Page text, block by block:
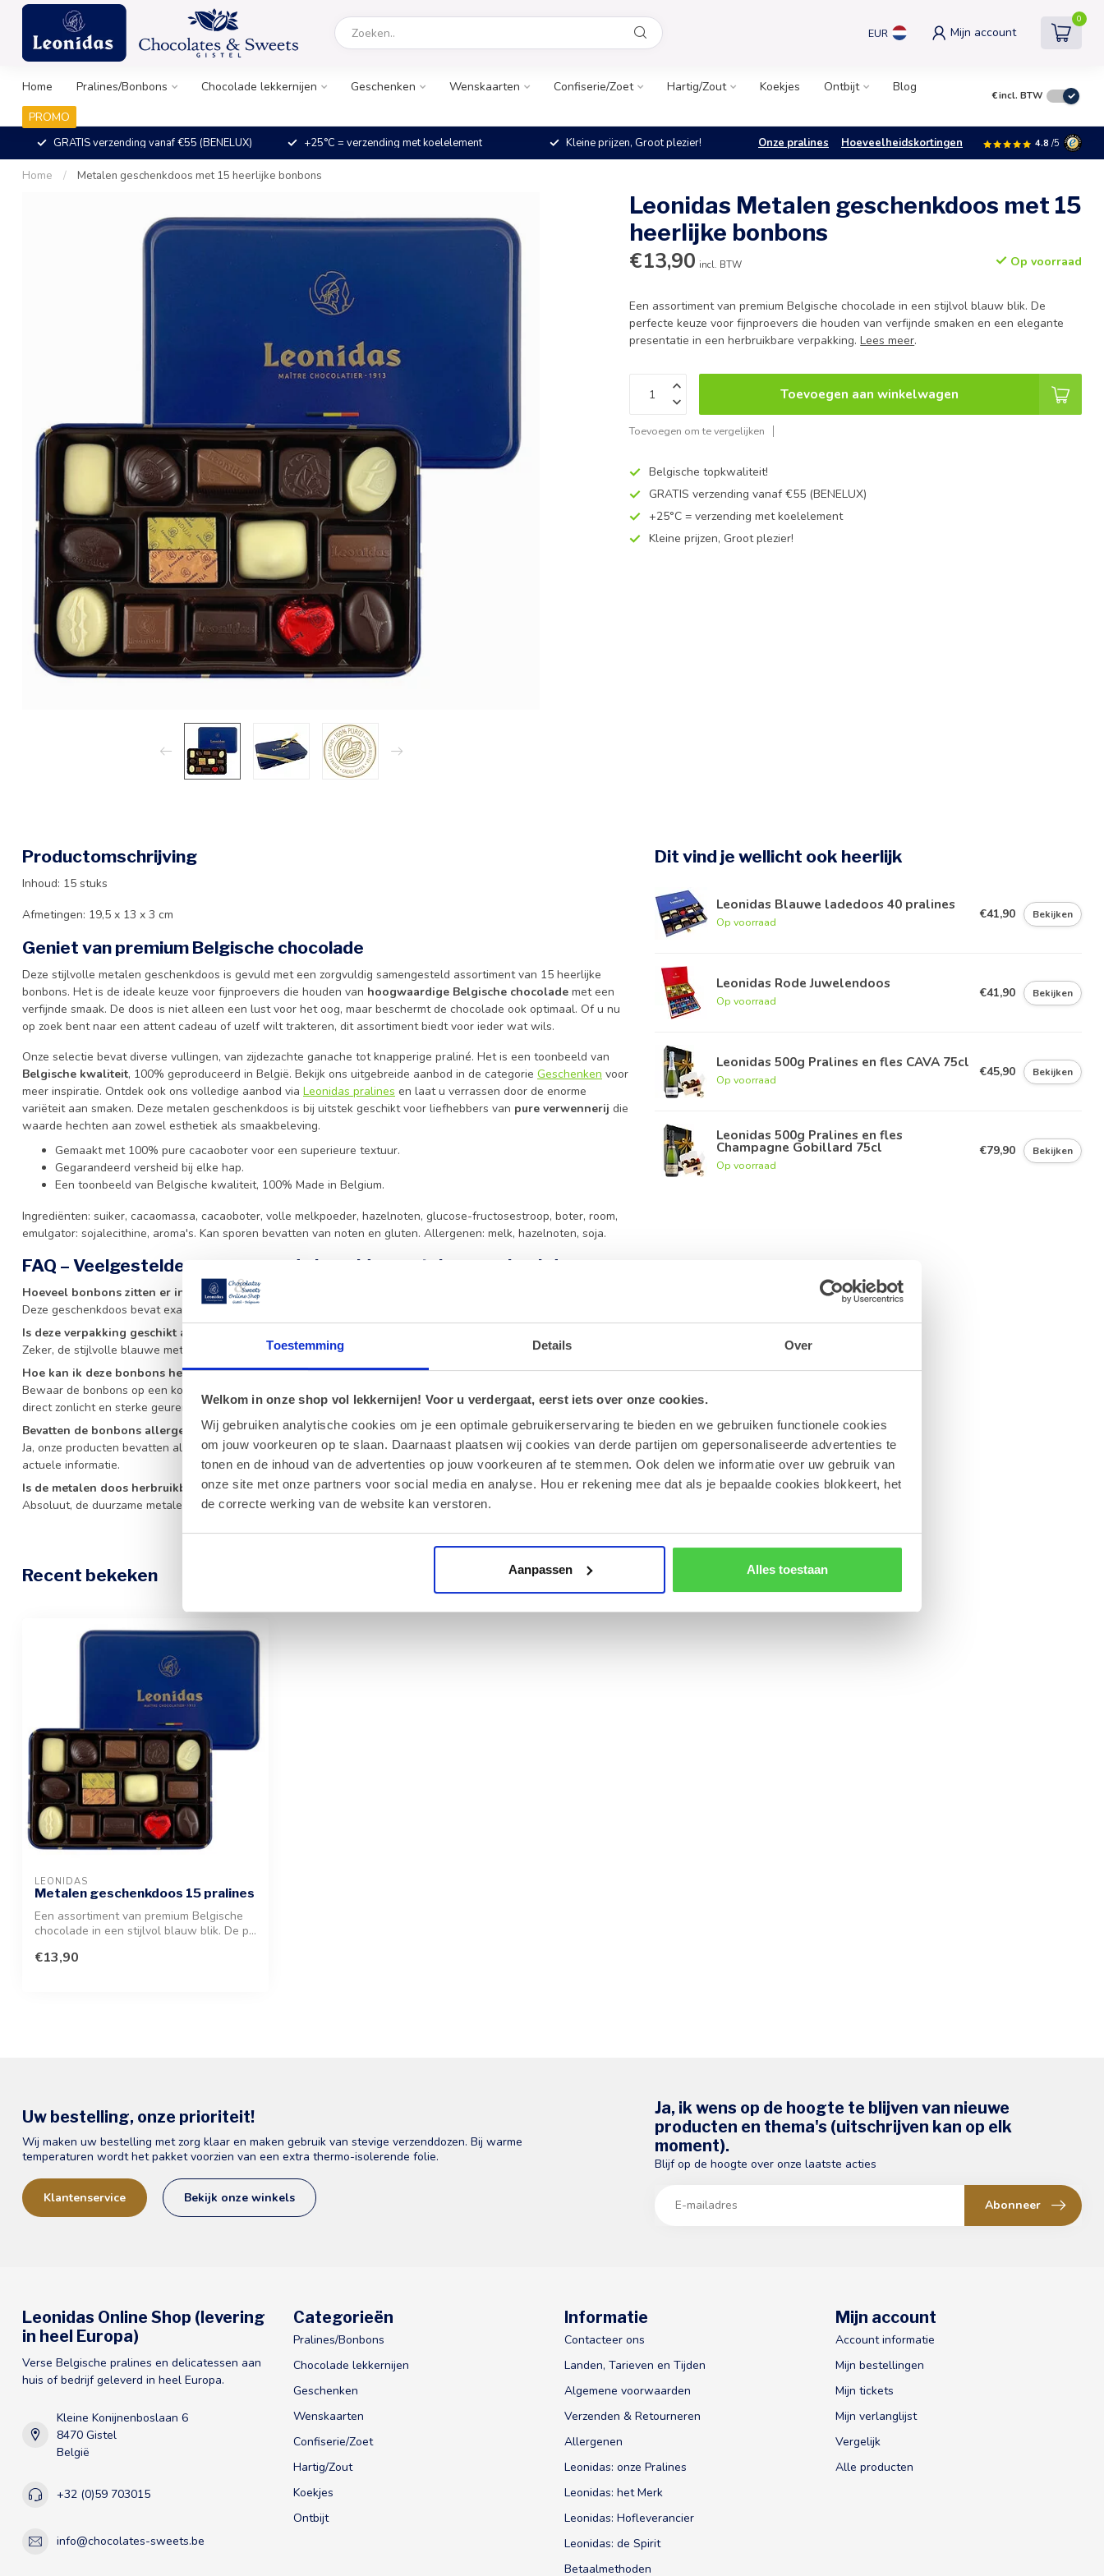
Toestemming Details Over
Welkom in onze shop vol lekkernijen! Voor u verdergaat, eerst iets over onze cookies.
Wij gebruiken analytische cookies om je een optimale gebruikerservaring te bieden en we gebruiken functionele cookies
om jouw voorkeuren op te slaan. Daarnaast plaatsen wij cookies van derde partijen om gepersonaliseerde advertenties te
tonen en de inhoud van de advertenties op jouw voorkeuren af te stemmen. Ook delen we informatie over uw gebruik van
onze site met onze partners voor social media en analyse. Hou er rekening mee dat als je bepaalde cookies blokkeert, het
de correcte werking van de website kan verstoren.
Aanpassen Alles toestaan
EUR Mijn account
0
Home Pralines/Bonbons Chocolade lekkernijen Geschenken Wenskaarten Confiserie/Zoet Hartig/Zout Koekjes Ontbijt
Blog
PROMO
€incl. BTW
GRATIS verzending vanaf €55 (BENELUX) +25°C = verzending met koelelement Kleine prijzen, Groot plezier! Onze pralines Hoeveelheidskortingen 4.8 /5
Home / Metalen geschenkdoos met 15 heerlijke bonbons
Leonidas Metalen geschenkdoos met 15
heerlijke bonbons
€13,90 incl. BTW Op voorraad
Een assortiment van premium Belgische chocolade in een stijlvol blauw blik. De
perfecte keuze voor fijnproevers die houden van verfijnde smaken en een elegante
presentatie in een herbruikbare verpakking.Lees meer.
Toevoegen aan winkelwagen
Toevoegen om te vergelijken
Belgische topkwaliteit!
GRATIS verzending vanaf €55 (BENELUX)
+25°C = verzending met koelelement
Kleine prijzen, Groot plezier!
Productomschrijving
Inhoud: 15 stuks
Afmetingen: 19,5 x 13 x 3 cm
Geniet van premium Belgische chocolade
Deze stijlvolle metalen geschenkdoos is gevuld met een zorgvuldig samengesteld assortiment van 15 heerlijke
bonbons. Het is de ideale keuze voor fijnproevers die houden van hoogwaardige Belgische chocolade met een
verfijnde smaak. De doos is niet alleen een lust voor het oog, maar beschermt de chocolade ook optimaal. Of u nu
op zoek bent naar een attent cadeau of uzelf wilt trakteren, dit assortiment biedt voor ieder wat wils.
Onze selectie bevat diverse vullingen, van zijdezachte ganache tot knapperige praliné. Het is een toonbeeld van
Belgische kwaliteit, 100% geproduceerd in België. Bekijk ons uitgebreide aanbod in de categorie Geschenken voor
meer inspiratie. Ontdek ook ons volledige aanbod via Leonidas pralines en laat u verrassen door de enorme
variëteit aan smaken. Deze metalen geschenkdoos is bij uitstek geschikt voor liefhebbers van pure verwennerij die
waarde hechten aan zowel esthetiek als smaakbeleving.
Gemaakt met 100% pure cacaoboter voor een superieure textuur.
Gegarandeerd versheid bij elke hap.
Een toonbeeld van Belgische kwaliteit, 100% Made in Belgium.
Ingrediënten: suiker, cacaomassa, cacaoboter, volle melkpoeder, hazelnoten, glucose-fructosestroop, boter, room,
emulgator: sojalecithine, aroma's. Kan sporen bevatten van noten en gluten. Allergenen: melk, hazelnoten, soja.
FAQ – Veelgestelde vragen over de Leonidas metalen geschenkdoos
Hoeveel bonbons zitten er in deze metalen doos?
Deze geschenkdoos bevat exact 15 heerlijke bonbons in een gevarieerd assortiment.
Is deze verpakking geschikt als cadeau?
Zeker, de stijlvolle blauwe metalen doos maakt dit een uitstekend en feestelijk geschenk voor elke gelegenheid.
Hoe kan ik deze bonbons het beste bewaren?
Bewaar de bonbons op een koele, droge plaats, bij voorkeur tussen de 15 en 18 graden Celsius, uit de buurt van
direct zonlicht en sterke geuren.
Bevatten de bonbons allergenen?
Ja, onze producten bevatten allergenen zoals melk, hazelnoten en soja. Lees altijd de verpakking voor de meest
actuele informatie.
Is de metalen doos herbruikbaar?
Absoluut, de duurzame metalen doos is perfect geschikt voor hergebruik in huis voor het bewaren van kleine items.
Dit vind je wellicht ook heerlijk
Leonidas Blauwe ladedoos 40 pralines
Op voorraad
€41,90 Bekijken
Leonidas Rode Juwelendoos
Op voorraad
€41,90 Bekijken
Leonidas 500g Pralines en fles CAVA 75cl
Op voorraad
€45,90 Bekijken
Leonidas 500g Pralines en fles
Champagne Gobillard 75cl
Op voorraad
€79,90 Bekijken
Recent bekeken
LEONIDAS
Metalen geschenkdoos 15 pralines
Een assortiment van premium Belgische
chocolade in een stijlvol blauw blik. De p...
€13,90
Uw bestelling, onze prioriteit!
Wij maken uw bestelling met zorg klaar en maken gebruik van stevige verzenddozen. Bij warme
temperaturen wordt het pakket voorzien van een extra thermo-isolerende folie.
Klantenservice Bekijk onze winkels
Ja, ik wens op de hoogte te blijven van nieuwe
producten en thema's (uitschrijven kan op elk
moment).
Blijf op de hoogte over onze laatste acties
Abonneer
Leonidas Online Shop (levering
in heel Europa)
Verse Belgische pralines en delicatessen aan
huis of bedrijf geleverd in heel Europa.
Kleine Konijnenboslaan 6
8470 Gistel
België
+32 (0)59 703015
info@chocolates-sweets.be
Categorieën
Pralines/Bonbons
Chocolade lekkernijen
Geschenken
Wenskaarten
Confiserie/Zoet
Hartig/Zout
Koekjes
Ontbijt
Informatie
Contacteer ons
Landen, Tarieven en Tijden
Algemene voorwaarden
Verzenden & Retourneren
Allergenen
Leonidas: onze Pralines
Leonidas: het Merk
Leonidas: Hofleverancier
Leonidas: de Spirit
Betaalmethoden
Mijn account
Account informatie
Mijn bestellingen
Mijn tickets
Mijn verlanglijst
Vergelijk
Alle producten